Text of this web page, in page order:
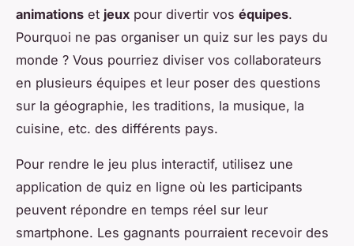
animations et jeux pour divertir vos équipes.
Pourquoi ne pas organiser un quiz sur les pays du
monde ? Vous pourriez diviser vos collaborateurs
en plusieurs équipes et leur poser des questions
sur la géographie, les traditions, la musique, la
cuisine, etc. des différents pays.
Pour rendre le jeu plus interactif, utilisez une
application de quiz en ligne où les participants
peuvent répondre en temps réel sur leur
smartphone. Les gagnants pourraient recevoir des